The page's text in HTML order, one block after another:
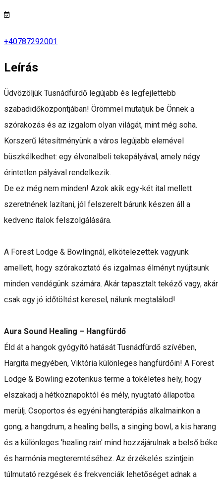
+40787292001
Leírás
Üdvözöljük Tusnádfürdő legújabb és legfejlettebb
szabadidőközpontjában! Örömmel mutatjuk be Önnek a
szórakozás és az izgalom olyan világát, mint még soha.
Korszerű létesítményünk a város legújabb elemével
büszkélkedhet: egy élvonalbeli tekepályával, amely négy
érintetlen pályával rendelkezik.
De ez még nem minden! Azok akik egy-két ital mellett
szeretnének lazítani, jól felszerelt bárunk készen áll a
kedvenc italok felszolgálására.
A Forest Lodge & Bowlingnál, elkötelezettek vagyunk
amellett, hogy szórakoztató és izgalmas élményt nyújtsunk
minden vendégünk számára. Akár tapasztalt tekéző vagy, akár
csak egy jó időtöltést keresel, nálunk megtalálod!
Aura Sound Healing – Hangfürdő
Éld át a hangok gyógyító hatását Tusnádfürdő szívében,
Hargita megyében, Viktória különleges hangfürdőin! A Forest
Lodge & Bowling ezoterikus terme a tökéletes hely, hogy
elszakadj a hétköznapoktól és mély, nyugtató állapotba
merülj. Csoportos és egyéni hangterápiás alkalmainkon a
gong, a hangdrum, a healing bells, a singing bowl, a kis harang
és a különleges 'healing rain' mind hozzájárulnak a belső béke
és harmónia megteremtéséhez. Az érzékelés szintjein
túlmutató rezgések és frekvenciák lehetőséget adnak a